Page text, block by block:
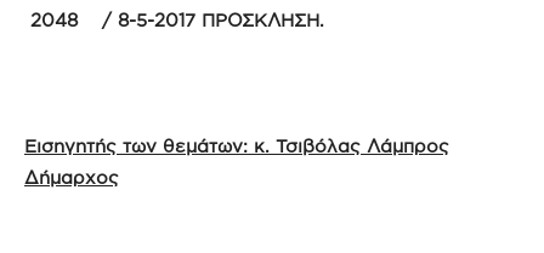
2048 / 8-5-2017 ΠΡΟΣΚΛΗΣΗ.
Εισηγητής των θεμάτων: κ. Τσιβόλας Λάμπρος
Δήμαρχος